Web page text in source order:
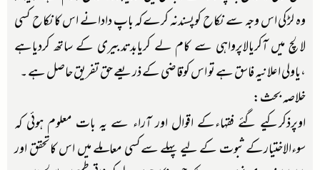
وہ لڑکی اس وجہ سے نکاح کوپسندنہ کرےکہ باپ دادانے اس کانکاح کسی
لالچ میں آکریالاپرواہی سے کام لے کریابدتدبیری کے ساتھ کردیاہے
،یاولی اعلانیہ فاسق ہے تو اس کوقاضی کے ذریعے حق تفریق حاصل ہے ۔
خلاصہ بحث:
اوپرذکرکیے گئے فقہاءکے اقوال اور آراء سے یہ بات معلوم ہوئی کہ
سوءالاختیارکے ثبوت کے لیے پہلے سےکسی معاملے میں اس کاتحقق اور